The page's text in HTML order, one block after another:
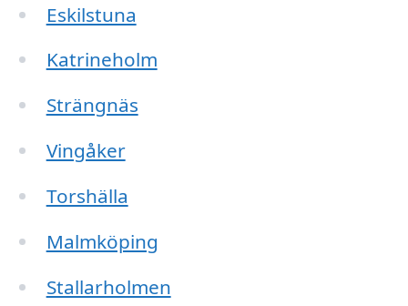
Eskilstuna
Katrineholm
Strängnäs
Vingåker
Torshälla
Malmköping
Stallarholmen